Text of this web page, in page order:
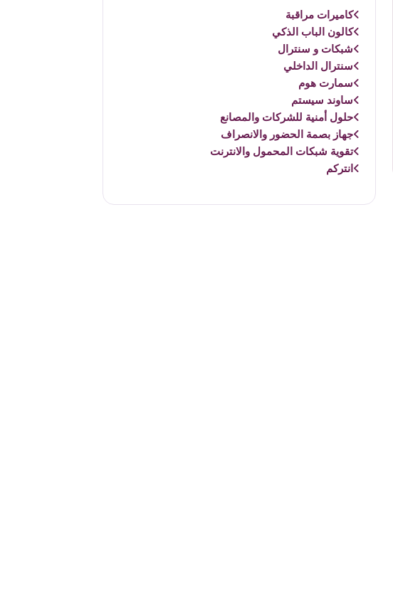
كاميرات مراقبة
كالون الباب الذكي
شبكات و سنترال
سنترال الداخلي
سمارت هوم
ساوند سيستم
حلول أمنية للشركات والمصانع
جهاز بصمة الحضور والانصراف
تقوية شبكات المحمول والانترنت
انتركم